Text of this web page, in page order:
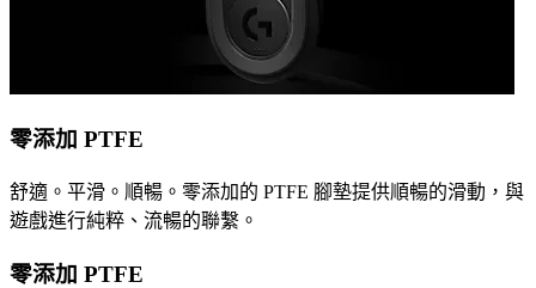
零添加 PTFE
舒適。平滑。順暢。零添加的 PTFE 腳墊提供順暢的滑動，與
遊戲進行純粹、流暢的聯繫。
零添加 PTFE